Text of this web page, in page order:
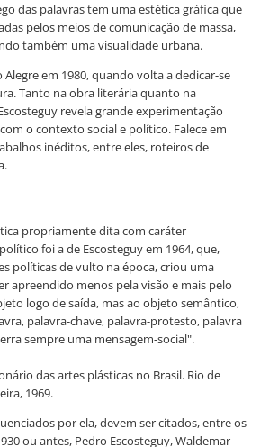
das palavras tem uma estética gráfica que
pelos meios de comunicação de massa,
também uma visualidade urbana.
em 1980, quando volta a dedicar-se
Tanto na obra literária quanto na
revela grande experimentação
o contexto social e político. Falece em
inéditos, entre eles, roteiros de
propriamente dita com caráter
foi a de Escosteguy em 1964, que,
políticas de vulto na época, criou uma
apreendido menos pela visão e mais pelo
logo de saída, mas ao objeto semântico,
palavra-chave, palavra-protesto, palavra
sempre uma mensagem-social".
das artes plásticas no Brasil. Rio de
1969.
por ela, devem ser citados, entre os
ou antes, Pedro Escosteguy, Waldemar